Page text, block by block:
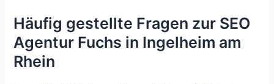
Häufig gestellte Fragen zur SEO
Agentur Fuchs in Ingelheim am
Rhein